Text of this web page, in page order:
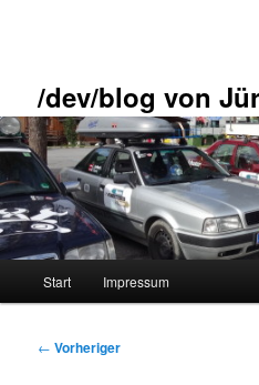
/dev/blog von
Start Impressum
Beitragsnavigation
← Vorheriger